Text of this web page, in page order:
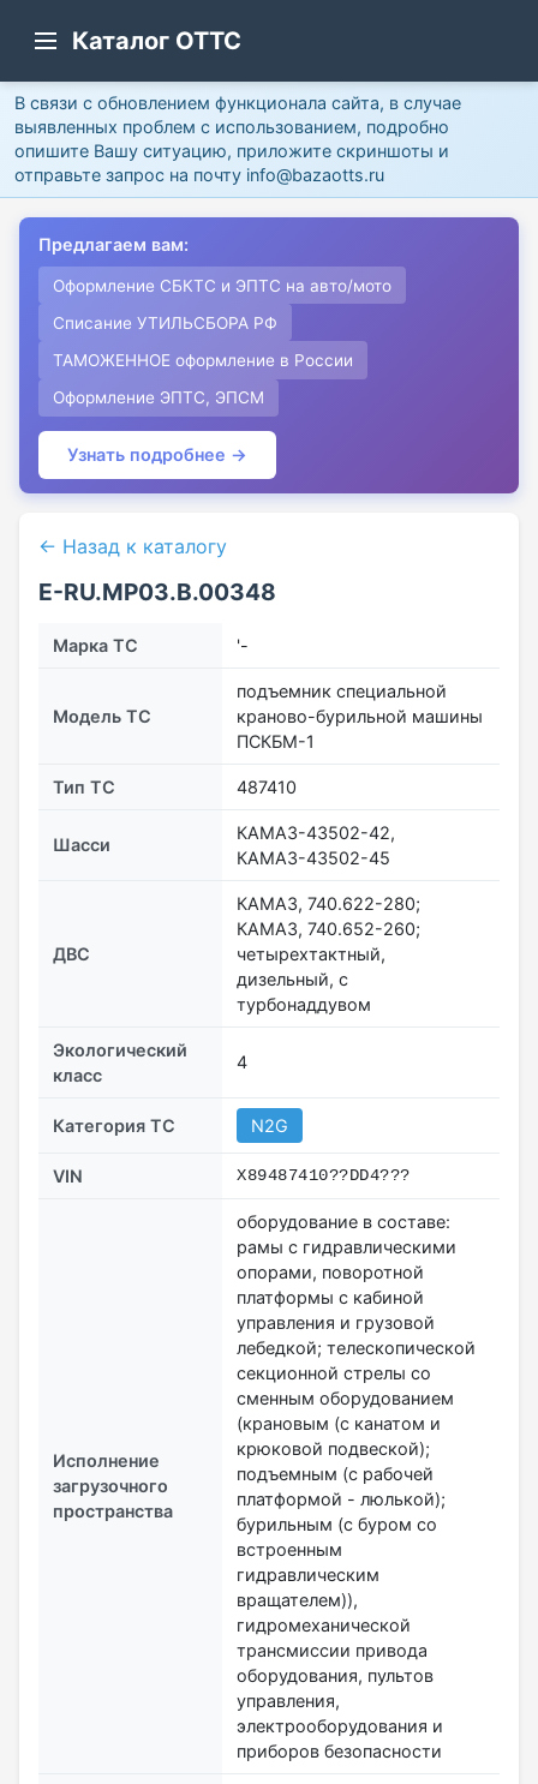
Каталог ОТТС
В связи с обновлением функционала сайта, в случае
выявленных проблем с использованием, подробно
опишите Вашу ситуацию, приложите скриншоты и
отправьте запрос на почту info@bazaotts.ru
Предлагаем вам:
Оформление СБКТС и ЭПТС на авто/мото
Списание УТИЛЬСБОРА РФ
ТАМОЖЕННОЕ оформление в России
Оформление ЭПТС, ЭПСМ
Узнать подробнее →
← Назад к каталогу
E-RU.МР03.B.00348
Марка ТС '-
Модель ТС
подъемник специальной
краново-бурильной машины
ПСКБМ-1
Тип ТС 487410
Шасси
КАМАЗ-43502-42,
КАМАЗ-43502-45
ДВС
КАМАЗ, 740.622-280;
КАМАЗ, 740.652-260;
четырехтактный,
дизельный, с
турбонаддувом
Экологический
класс
4
Категория ТС N2G
VIN X89487410??DD4???
Исполнение
загрузочного
пространства
оборудование в составе:
рамы с гидравлическими
опорами, поворотной
платформы с кабиной
управления и грузовой
лебедкой; телескопической
секционной стрелы со
сменным оборудованием
(крановым (с канатом и
крюковой подвеской);
подъемным (с рабочей
платформой - люлькой);
бурильным (с буром со
встроенным
гидравлическим
вращателем)),
гидромеханической
трансмиссии привода
оборудования, пультов
управления,
электрооборудования и
приборов безопасности